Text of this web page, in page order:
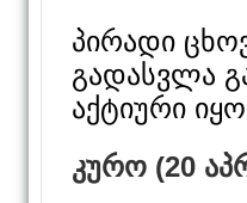
პირადი
გადასვლა
აქტიური
კურო (20